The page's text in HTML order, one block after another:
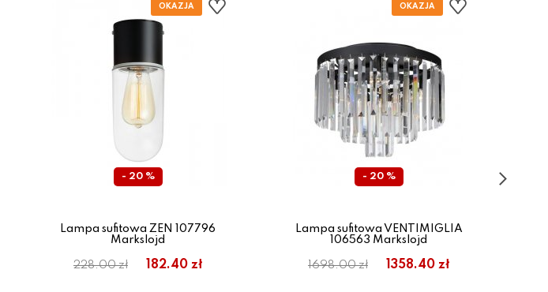
- 20 %
Lampa sufitowa ZEN 107796
Markslojd
228.00 zł 182.40 zł
- 20 %
Lampa sufitowa VENTIMIGLIA
106563 Markslojd
1698.00 zł 1358.40 zł